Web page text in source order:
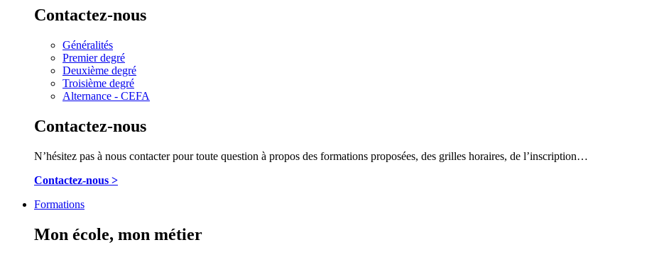
Contactez-nous
Généralités
Premier degré
Deuxième degré
Troisième degré
Alternance - CEFA
Contactez-nous
N’hésitez pas à nous contacter pour toute question à propos des formations proposées, des grilles horaires, de l’inscription…
Contactez-nous >
Formations
Mon école, mon métier